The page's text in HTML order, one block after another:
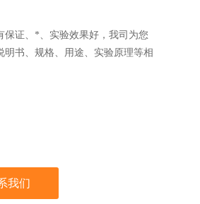
保证、*、实验效果好，我司为您
书、规格、用途、实验原理等相
我们